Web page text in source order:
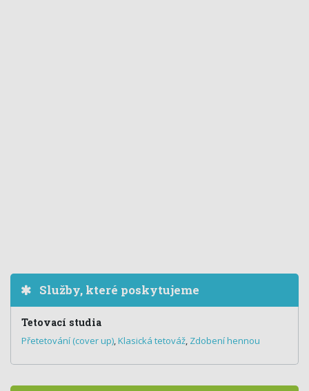
Služby, které poskytujeme
Tetovací studia
Přetetování (cover up),Klasická tetováž, Zdobení hennou